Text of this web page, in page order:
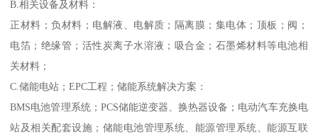
B.相关设备及材料：
正材料；负材料；电解液、电解质；隔离膜；集电体；顶板；阀；
电箔；绝缘管；活性炭离子水溶液；吸合金；石墨烯材料等电池相
关材料；
C.储能电站；EPC工程；储能系统解决方案：
BMS电池管理系统；PCS储能逆变器、换热器设备；电动汽车充换电
站及相关配套设施；储能电池管理系统、能源管理系统、能源互联